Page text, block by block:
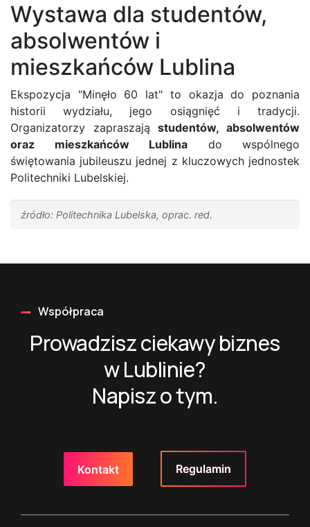
Wystawa dla studentów,
absolwentów i
mieszkańców Lublina
Ekspozycja "Minęło 60 lat" to okazja do poznania
historii wydziału, jego osiągnięć i tradycji.
Organizatorzy zapraszająstudentów, absolwentów
oraz mieszkańców Lublina do wspólnego
świętowania jubileuszu jednej z kluczowych jednostek
Politechniki Lubelskiej.
źródło: Politechnika Lubelska, oprac. red.
Współpraca
Prowadzisz ciekawy biznes
w Lublinie?
Napisz o tym.
Kontakt Regulamin